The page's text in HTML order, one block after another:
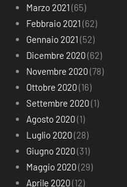
Marzo 2021 (65)
Febbraio 2021 (62)
Gennaio 2021 (52)
Dicembre 2020(62)
Novembre 2020(78)
Ottobre 2020(16)
Settembre 2020(1)
Agosto 2020(1)
Luglio 2020(28)
Giugno 2020(31)
Maggio 2020(29)
Aprile 2020(12)